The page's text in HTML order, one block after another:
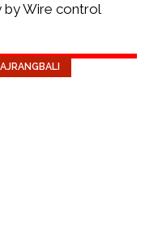
by Wire control